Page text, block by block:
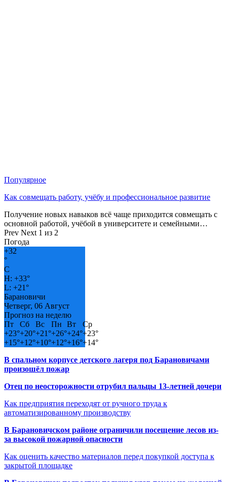
Популярное
Как совмещать работу, учёбу и профессиональное развитие
Получение новых навыков всё чаще приходится совмещать с
основной работой, учёбой в университете и семейными…
Prev Next 1 из 2
Погода
+32
°
C
H: +33°
L: +21°
Барановичи
Четверг, 06 Август
Прогноз на неделю
Пт
Сб Вс Пн Вт
Ср
+23°+20°+21°+26°+24°+23°
+15°+12°+10°+12°+16°+14°
В спальном корпусе детского лагеря под Барановичами
произошёл пожар
Отец по неосторожности отрубил пальцы 13-летней дочери
Как предприятия переходят от ручного труда к
автоматизированному производству
В Барановичском районе ограничили посещение лесов из-
за высокой пожарной опасности
Как оценить качество материалов перед покупкой доступа к
закрытой площадке